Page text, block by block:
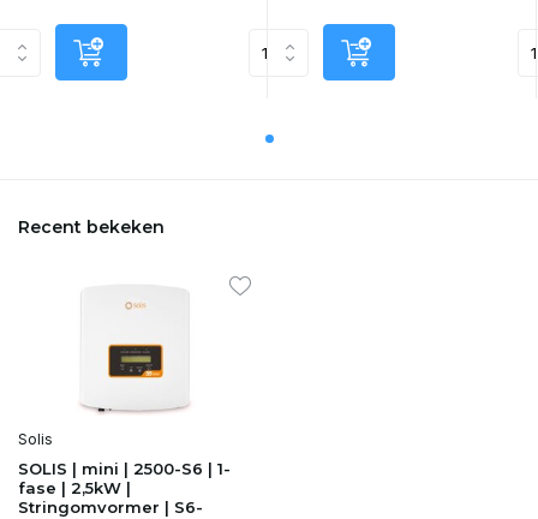
Recent bekeken
Solis
SOLIS | mini | 2500-S6 | 1-
fase | 2,5kW |
Stringomvormer | S6-